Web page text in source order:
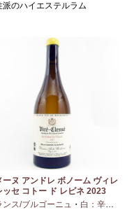
派のハイエステルラム
ノワール
ーヌ アンドレ ボノーム ヴィレ
ッセ コトー ド レピネ 2023
ンス/ブルゴーニュ ・ 白：辛口